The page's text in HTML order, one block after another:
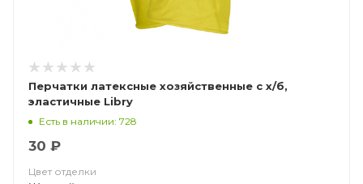
Перчатки латексные хозяйственные с х/б,
эластичные Libry
Есть в наличии: 728
30 ₽
Цвет отделки